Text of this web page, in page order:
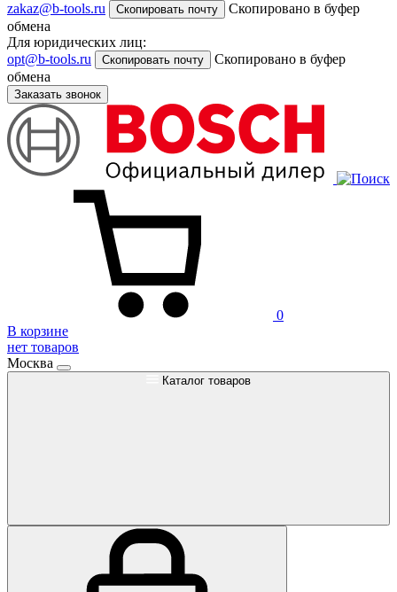
zakaz@b-tools.ru
Скопировать почту
Скопировано в буфер
обмена
Для юридических лиц:
opt@b-tools.ru
Скопировать почту
Скопировано в буфер
обмена
Заказать звонок
0
В корзине
нет товаров
Москва
Каталог товаров